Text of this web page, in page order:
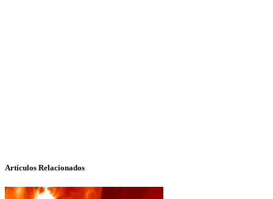
Artículos Relacionados